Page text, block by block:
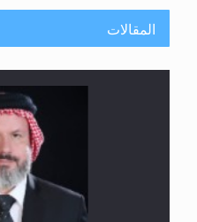
إتمام حفظ القرآن الكريم
المقالات